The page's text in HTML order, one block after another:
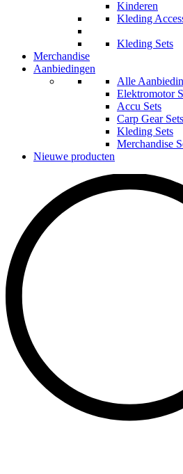
Kinderen
Kleding
Kleding Sets
Merchandise
Aanbiedingen
Alle
Elektromotor
Accu Sets
Carp Gear Sets
Kleding Sets
Merchandise
Nieuwe producten